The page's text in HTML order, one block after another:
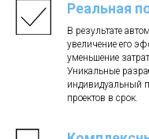
Реальная
В результате
увеличение его
уменьшение
Уникальные
индивидуальный
проектов в срок.